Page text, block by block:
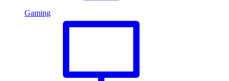
Gaming